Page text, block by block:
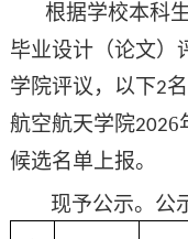
根据学校本科
毕业设计（论文）
学院评议，以下2
航空航天学院2026
候选名单上报。
现予公示。公